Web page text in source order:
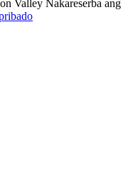
Valley Nakareserba ang